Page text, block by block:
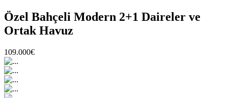
Özel Bahçeli Modern 2+1 Daireler ve
Ortak Havuz
109.000€